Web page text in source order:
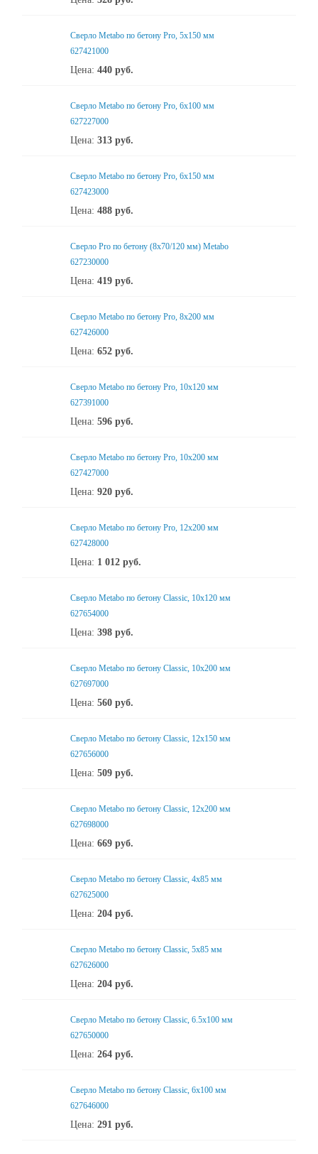
Сверло Metabo по бетону Pro, 5х150 мм
627421000
Цена: 440 руб.
Сверло Metabo по бетону Pro, 6х100 мм
627227000
Цена: 313 руб.
Сверло Metabo по бетону Pro, 6х150 мм
627423000
Цена: 488 руб.
Сверло Pro по бетону (8х70/120 мм) Metabo
627230000
Цена: 419 руб.
Сверло Metabo по бетону Pro, 8х200 мм
627426000
Цена: 652 руб.
Сверло Metabo по бетону Pro, 10х120 мм
627391000
Цена: 596 руб.
Сверло Metabo по бетону Pro, 10х200 мм
627427000
Цена: 920 руб.
Сверло Metabo по бетону Pro, 12х200 мм
627428000
Цена: 1 012 руб.
Сверло Metabo по бетону Classic, 10х120 мм
627654000
Цена: 398 руб.
Сверло Metabo по бетону Classic, 10х200 мм
627697000
Цена: 560 руб.
Сверло Metabo по бетону Classic, 12х150 мм
627656000
Цена: 509 руб.
Сверло Metabo по бетону Classic, 12х200 мм
627698000
Цена: 669 руб.
Сверло Metabo по бетону Classic, 4х85 мм
627625000
Цена: 204 руб.
Сверло Metabo по бетону Classic, 5х85 мм
627626000
Цена: 204 руб.
Сверло Metabo по бетону Classic, 6.5х100 мм
627650000
Цена: 264 руб.
Сверло Metabo по бетону Classic, 6х100 мм
627646000
Цена: 291 руб.